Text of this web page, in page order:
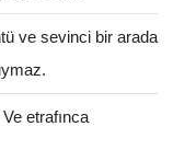
ve sevinci bir arada
etrafınca